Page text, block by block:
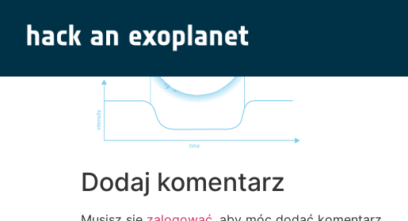
Dodaj komentarz